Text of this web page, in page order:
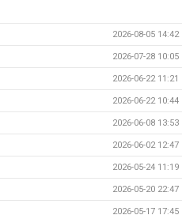
2026-08-05 14:42
2026-07-28 10:05
2026-06-22 11:21
2026-06-22 10:44
2026-06-08 13:53
2026-06-02 12:47
2026-05-24 11:19
2026-05-20 22:47
2026-05-17 17:45